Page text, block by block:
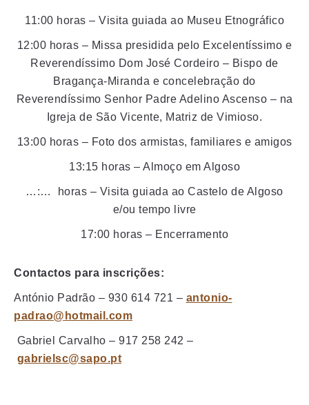
11:00 horas – Visita guiada ao Museu Etnográfico
12:00 horas – Missa presidida pelo Excelentíssimo e
Reverendíssimo Dom José Cordeiro – Bispo de
Bragança-Miranda e concelebração do
Reverendíssimo Senhor Padre Adelino Ascenso – na
Igreja de São Vicente, Matriz de Vimioso.
13:00 horas – Foto dos armistas, familiares e amigos
13:15 horas – Almoço em Algoso
…:… horas – Visita guiada ao Castelo de Algoso
e/ou tempo livre
17:00 horas – Encerramento
Contactos para inscrições:
António Padrão – 930 614 721 – antonio-
padrao@hotmail.com
Gabriel Carvalho – 917 258 242 –
gabrielsc@sapo.pt